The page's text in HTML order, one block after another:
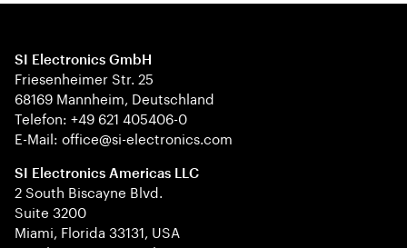
SI Electronics GmbH
Friesenheimer Str. 25
68169 Mannheim, Deutschland
Telefon: +49 621 405406-0
E-Mail: office@si-electronics.com
SI Electronics Americas LLC
2 South Biscayne Blvd.
Suite 3200
Miami, Florida 33131, USA